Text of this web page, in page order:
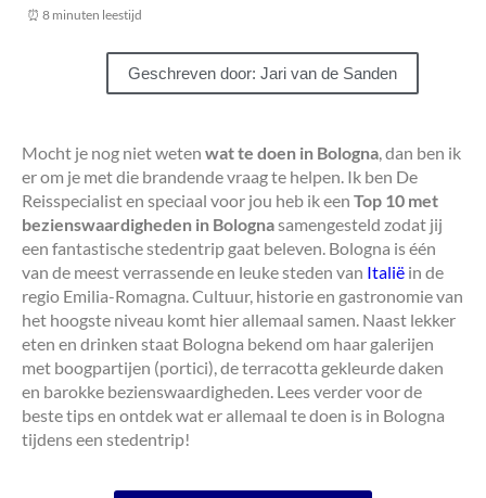
⏰ 8 minuten leestijd
Geschreven door: Jari van de Sanden
Mocht je nog niet weten wat te doen in Bologna, dan ben ik
er om je met die brandende vraag te helpen. Ik ben De
Reisspecialist en speciaal voor jou heb ik een Top 10 met
bezienswaardigheden in Bolognasamengesteld zodat jij
een fantastische stedentrip gaat beleven. Bologna is één
van de meest verrassende en leuke steden van Italië in de
regio Emilia-Romagna. Cultuur, historie en gastronomie van
het hoogste niveau komt hier allemaal samen. Naast lekker
eten en drinken staat Bologna bekend om haar galerijen
met boogpartijen (portici), de terracotta gekleurde daken
en barokke bezienswaardigheden. Lees verder voor de
beste tips en ontdek wat er allemaal te doen is in Bologna
tijdens een stedentrip!